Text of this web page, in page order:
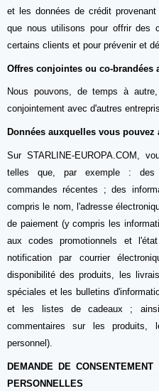
et les données de crédit
que nous utilisons pour offrir des
certains clients et pour prévenir et
Offres conjointes ou co-brandées
Nous pouvons, de temps à
conjointement avec d'autres
Données auxquelles vous pouvez
Sur STARLINE-EUROPA.COM,
telles que, par exemple : des
commandes récentes ; des
compris le nom, l'adresse
de paiement (y compris les
aux codes promotionnels et
notification par courrier
disponibilité des produits, les
spéciales et les bulletins
et les listes de cadeaux ;
commentaires sur les produits,
personnel).
DEMANDE DE
PERSONNELLES